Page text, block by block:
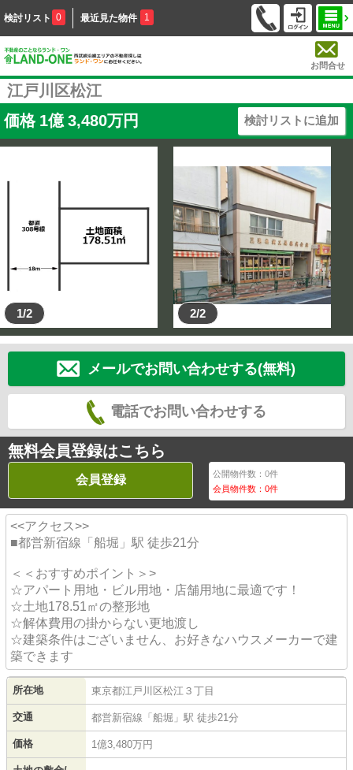
検討リスト 0 最近見た物件 1
お問合せ
江戸川区松江
価格 1億 3,480万円 検討リストに追加
1/2 2/2
メールでお問い合わせする(無料)
電話でお問い合わせする
無料会員登録はこちら
会員登録 公開物件数：0件
会員物件数：0件
<<アクセス>>
■都営新宿線「船堀」駅 徒歩21分
＜＜おすすめポイント＞>
☆アパート用地・ビル用地・店舗用地に最適です！
☆土地178.51㎡の整形地
☆解体費用の掛からない更地渡し
☆建築条件はございません、お好きなハウスメーカーで建
築できます
所在地 東京都江戸川区松江 ３丁目
交通 都営新宿線 「 船堀 」駅 徒歩21分
価格 1億3,480万円